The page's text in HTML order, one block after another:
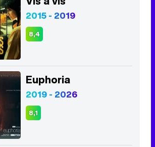
2015 - 2019
8,4
Euphoria
2019 - 2026
8,1